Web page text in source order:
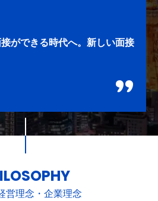
ができる時代へ。新しい面接
営理念・企業理念